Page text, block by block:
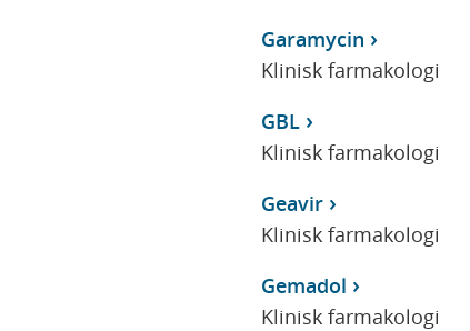
Garamycin
Klinisk farmakologi
GBL
Klinisk farmakologi
Geavir
Klinisk farmakologi
Gemadol
Klinisk farmakologi